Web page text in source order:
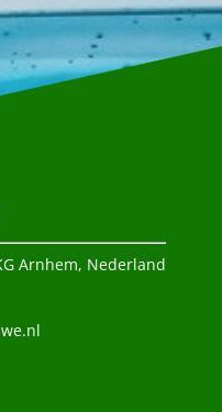
BERICHT
Arnhem, Nederland